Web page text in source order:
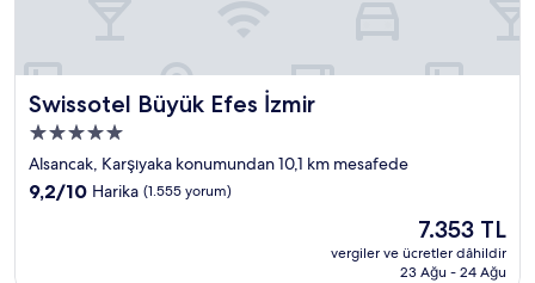
Swissotel Büyük Efes İzmir
Swissotel Büyük Efes İzmir
5.0
yıldızlı
konaklama
yeri
Alsancak, Karşıyaka konumundan 10,1 km mesafede
10
9,2/10 Harika (1.555 yorum)
Güncel
fiyat:
7.353 TL
7.353 TL
vergiler ve ücretler dâhildir
23 Ağu - 24 Ağu